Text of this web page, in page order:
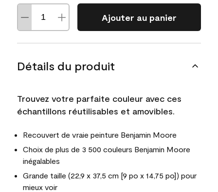
Ajouter au panier
Détails du produit
Trouvez votre parfaite couleur avec ces
échantillons réutilisables et amovibles.
Recouvert de vraie peinture Benjamin Moore
Choix de plus de 3 500 couleurs Benjamin Moore
inégalables
Grande taille (22,9 x 37,5 cm [9 po x 14,75 po]) pour
mieux voir